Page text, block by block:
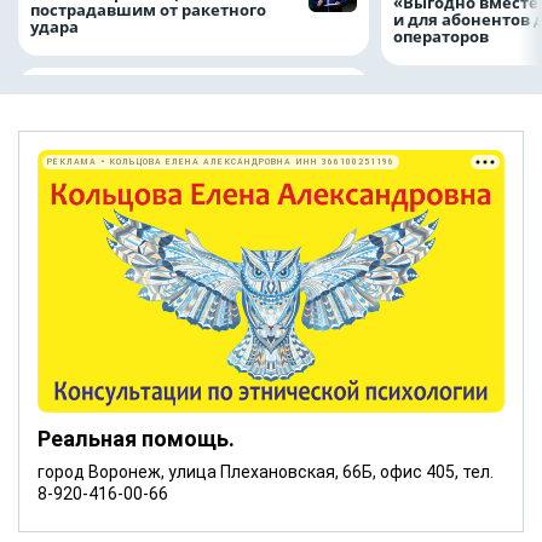
пострадавшим от ракетного
удара и для абонентов
операторов
Реальная помощь.
город Воронеж, улица Плехановская, 66Б, офис 405, тел.
8-920-416-00-66
РЕКЛАМА • КОЛЬЦОВА ЕЛЕНА АЛЕКСАНДРОВНА ИНН 366100251196